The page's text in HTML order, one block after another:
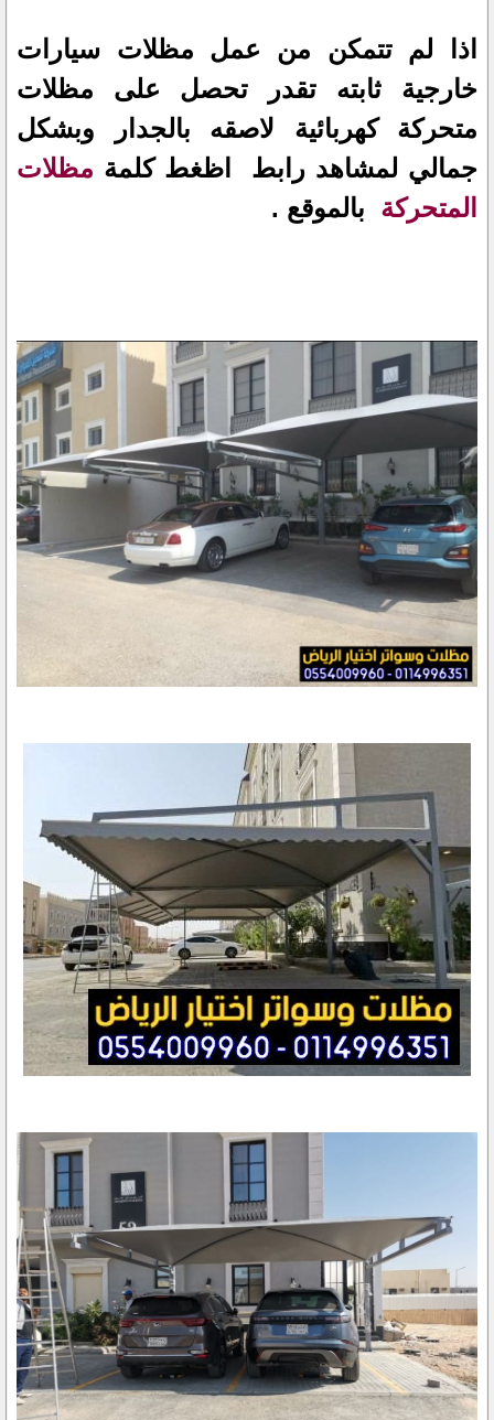
اذا لم تتمكن من عمل مظلات سيارات
خارجية ثابته تقدر تحصل على مظلات
متحركة كهربائية لاصقه بالجدار وبشكل
جمالي لمشاهد رابط اظغط كلمة مظلات
المتحركة بالموقع .